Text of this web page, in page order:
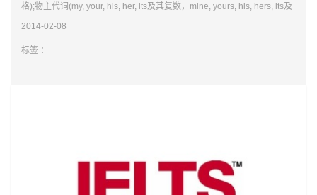
格);物主代词(my, your, his, her, its及其复数，mine, yours, his, hers, its及
2014-02-08
标签 ：